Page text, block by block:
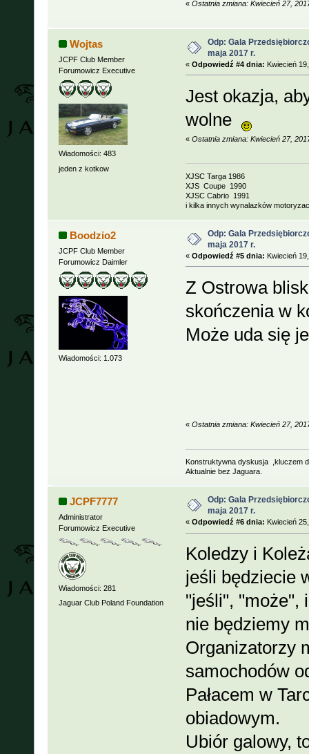
« Ostatnia zmiana: Kwiecień 27,
Wojtas
JCPF Club Member
Forumowicz Executive
Wiadomości: 483
jeden z kotkow
Odp: Gala
maja 2017 r.
« Odpowiedź #4 dnia: Kwiecień
Jest okazja,
wolne
« Ostatnia zmiana: Kwiecień 27,
XJSC Targa 1986
XJS Coupe 1990
XJSC Cabrio 1991
i kilka innych wynalazków
Boodzio2
JCPF Club Member
Forumowicz Daimler
Wiadomości: 1.073
Odp: Gala
maja 2017 r.
« Odpowiedź #5 dnia: Kwiecień
Z Ostrowa
skończenia w
Może uda się
« Ostatnia zmiana: Kwiecień 27,
Konstruktywna dyskusja ,kluczem
Aktualnie bez Jaguara.
JCPF7777
Administrator
Forumowicz Executive
Wiadomości: 281
Jaguar Club Poland Foundation
Odp: Gala
maja 2017 r.
« Odpowiedź #6 dnia: Kwiecień
Koledzy i
jeśli będziecie
"jeśli", "może",
nie będziemy
Organizatorzy
samochodów
Pałacem w
obiadowym.
Ubiór galowy,